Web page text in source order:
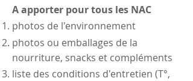
A apporter pour tous les NAC
photos de l'environnement
photos ou emballages de la
nourriture, snacks et compléments
liste des conditions d'entretien (T°,